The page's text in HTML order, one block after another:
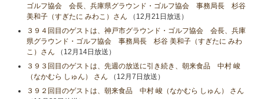
ゴルフ協会 会長、兵庫県グラウンド・ゴルフ協会 事務局長 杉谷
美和子（すぎたに みわこ）さん （12月21日放送）
３９４回目のゲストは、神戸市グラウンド・ゴルフ協会 会長、兵庫
県グラウンド・ゴルフ協会 事務局長 杉谷 美和子（すぎたに みわ
こ）さん （12月14日放送）
３９３回目のゲストは、先週の放送に引き続き、朝来食品 中村 峻
（なかむら しゅん） さん （12月7日放送）
３９２回目のゲストは、朝来食品 中村 峻（なかむら しゅん） さん